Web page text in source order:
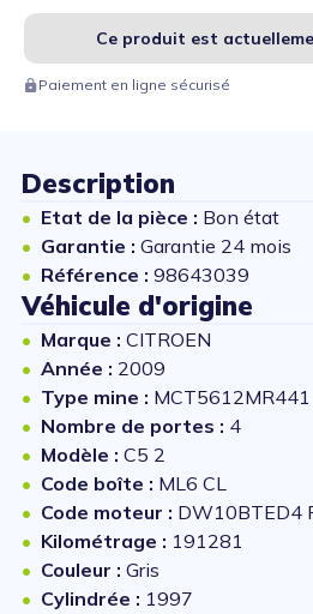
Ce produit est
Paiement en ligne sécurisé
Description
Etat de la pièce : Bon état
Garantie : Garantie 24 mois
Référence : 98643039
Véhicule d'origine
Marque : CITROEN
Année : 2009
Type mine : MCT5612MR441
Nombre de portes : 4
Modèle : C5 2
Code boîte : ML6 CL
Code moteur : DW10BTED4
Kilométrage : 191281
Couleur : Gris
Cylindrée : 1997